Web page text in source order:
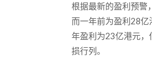
根据最新的盈利预警
而一年前为盈利28亿
年盈利为23亿港元
损行列。